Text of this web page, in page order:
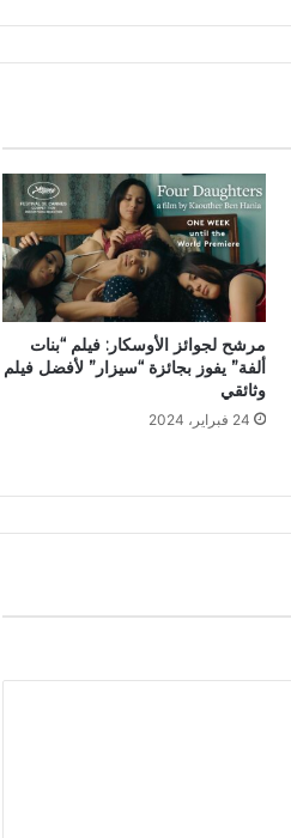
مرشح لجوائز الأوسكار: فيلم “بنات
ألفة” يفوز بجائزة “سيزار” لأفضل فيلم
وثائقي
24 فبراير، 2024